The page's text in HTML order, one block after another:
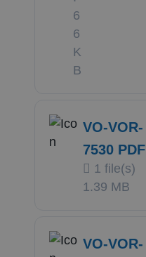
6
6
K
B
VO-VOR-
7530 PDF
1 file(s)
1.39 MB
VO-VOR-